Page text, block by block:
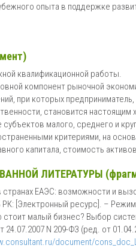
опыта в поддержке
квалификационной работы.
компонент рыночной
при которых
становится настоящим
малого, среднего и
критериями, на
капитала, стоимость
ЛИТЕРАТУРЫ
ЕАЭС: возможности и
[Электронный ресурс]. – Режим
стоит малый бизнес? Выбор
24.07.2007 N 209-ФЗ (ред. от
document/